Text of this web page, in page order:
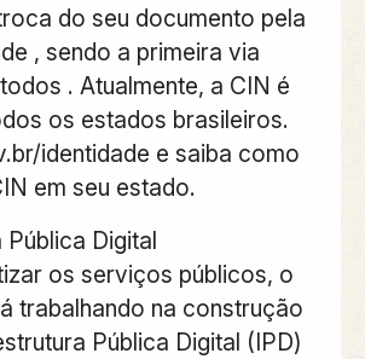
do seu documento pela
, sendo a primeira via
. Atualmente, a CIN é
os estados brasileiros.
identidade e saiba como
em seu estado.
Digital
os serviços públicos, o
trabalhando na construção
Pública Digital (IPD)